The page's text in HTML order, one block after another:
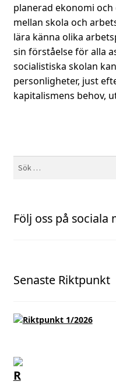
planerad ekonomi
mellan skola och
lära känna olika
sin förståelse för alla
socialistiska skolan
personligheter, just
kapitalismens behov,
Följ oss på sociala
Senaste Riktpunkt